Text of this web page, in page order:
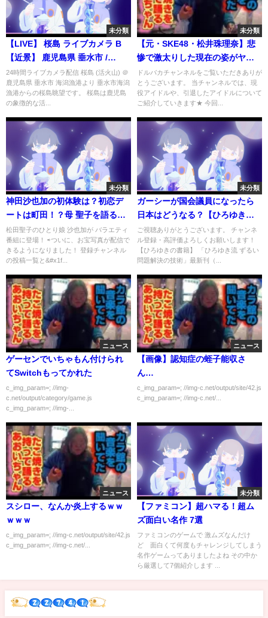
未分類
【LIVE】 桜島 ライブカメラ B
【近景】 鹿児島県 垂水市 /
Sakurajima, an active volcano
live cam (Close-up view)
JAPAN
24時間ライブカメラ配信 桜島 (活火山) ＠
鹿児島県 垂水市 海潟漁港より 垂水市海潟
漁港からの桜島眺望です。 桜島は鹿児島
の象徴的な活...
未分類
【元・SKE48・松井珠理奈】悲
惨で激太りした現在の姿がヤバ
い….！抱える難病が衝撃的すぎ
た…！
ドルバカチャンネルをご覧いただきありが
とうございます。 当チャンネルでは、現
役アイドルや、引退したアイドルについて
ご紹介していきます★ 今回...
未分類
神田沙也加の初体験は？初恋デ
ートは町田！？母 聖子を語る～
目が異様に大きいのはなぜ？
松田聖子のひとり娘 沙也加が バラエティ
番組に登場！ ⇨ついに、お宝写真が配信で
きるようになりました！ 登録チャンネル
の投稿一覧と&#x1f...
未分類
ガーシーが国会議員になったら
日本はどうなる？【ひろゆき】
#shorts
ご視聴ありがとうございます。 チャンネ
ル登録・高評価よろしくお願いします！
【ひろゆきの書籍】 「ひろゆき流 ずるい
問題解決の技術」最新刊（...
ニュース
ゲーセンでいちゃもん付けられ
てSwitchもってかれた
c_img_param=; //img-
c.net/output/category/game.js
c_img_param=; //img-...
ニュース
【画像】認知症の蛭子能収さ
ん…
c_img_param=; //img-c.net/output/site/42.js
c_img_param=; //img-c.net/...
ニュース
スシロー、なんか炎上するｗｗ
ｗｗｗ
c_img_param=; //img-c.net/output/site/42.js
c_img_param=; //img-c.net/...
未分類
【ファミコン】超ハマる！超ム
ズ面白い名作 7選
ファミコンのゲームで 激ムズなんだけ
ど 面白くて何度もチャレンジしてしまう
名作ゲームってありましたよね その中か
ら厳選して7個紹介します ...